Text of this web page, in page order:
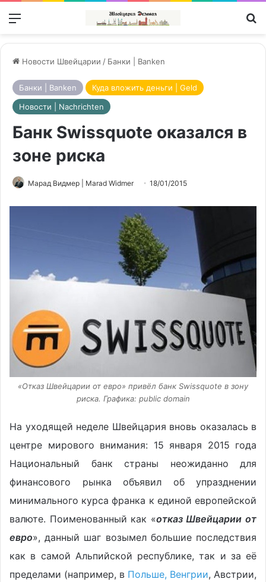
Меню
Новости Швейцарии / Банки | Banken
Банки | Banken
Куда вложить деньги | Geld
Новости | Nachrichten
Банк Swissquote оказался в
зоне риска
Марад Видмер | Marad Widmer 18/01/2015
«Отказ Швейцарии от евро» привёл банк Swissquote в зону
риска. Графика: public domain
На уходящей неделе Швейцария вновь оказалась в
центре мирового внимания: 15 января 2015 года
Национальный банк страны неожиданно для
финансового рынка объявил об упразднении
минимального курса франка к единой европейской
валюте. Поименованный как «отказ Швейцарии от
евро», данный шаг возымел большие последствия
как в самой Альпийской республике, так и за её
пределами (например, в Польше, Венгрии, Австрии,